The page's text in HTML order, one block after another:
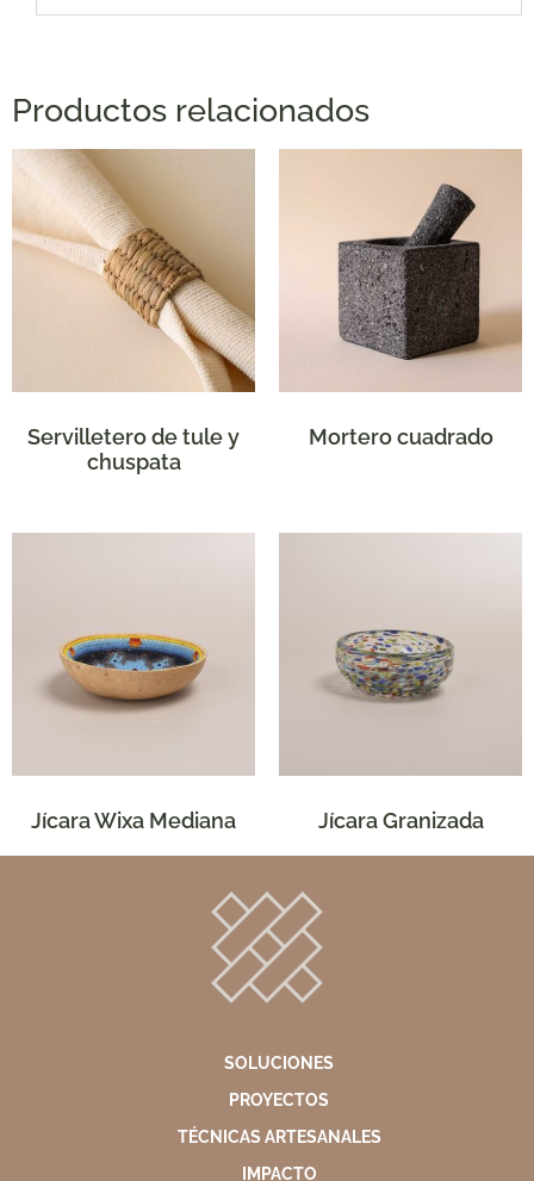
Productos relacionados
Servilletero de tule y
chuspata
Mortero cuadrado
Jícara Wixa Mediana Jícara Granizada
SOLUCIONES
PROYECTOS
TÉCNICAS ARTESANALES
IMPACTO